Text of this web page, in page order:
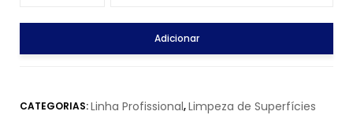
Adicionar
CATEGORIAS:Linha Profissional,Limpeza de Superfícies